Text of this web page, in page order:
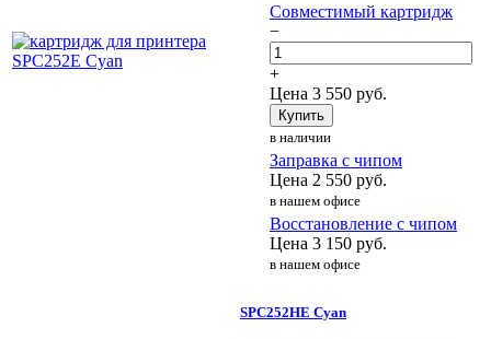
Совместимый картридж
−
+
Цена 3 550 руб.
Купить
в наличии
Заправка с чипом
Цена 2 550 руб.
в нашем офисе
Восстановление с чипом
Цена 3 150 руб.
в нашем офисе
SPC252HE Cyan